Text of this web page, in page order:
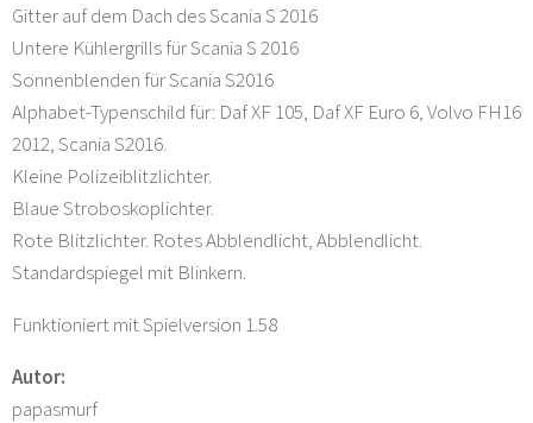
Gitter auf dem Dach des Scania S 2016
Untere Kühlergrills für Scania S 2016
Sonnenblenden für Scania S2016
Alphabet-Typenschild für: Daf XF 105, Daf XF Euro 6, Volvo FH16
2012, Scania S2016.
Kleine Polizeiblitzlichter.
Blaue Stroboskoplichter.
Rote Blitzlichter. Rotes Abblendlicht, Abblendlicht.
Standardspiegel mit Blinkern.
Funktioniert mit Spielversion 1.58
Autor:
papasmurf